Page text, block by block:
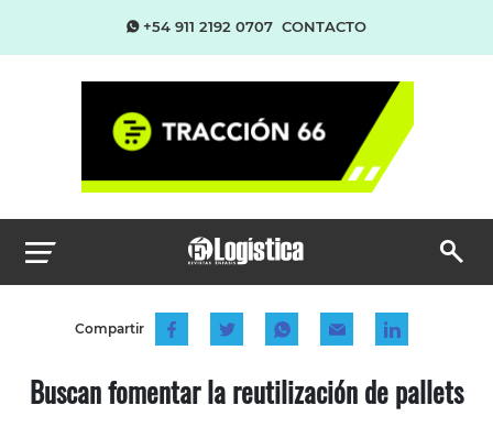
+54 911 2192 0707 CONTACTO
Compartir
Buscan fomentar la reutilización de pallets